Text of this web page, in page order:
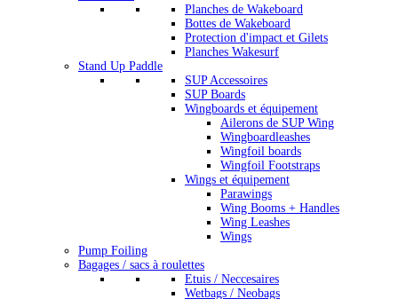
Planches de Wakeboard
Bottes de Wakeboard
Protection d'impact et Gilets
Planches Wakesurf
Stand Up Paddle
SUP Accessoires
SUP Boards
Wingboards et équipement
Ailerons de SUP Wing
Wingboardleashes
Wingfoil boards
Wingfoil Footstraps
Wings et équipement
Parawings
Wing Booms + Handles
Wing Leashes
Wings
Pump Foiling
Bagages / sacs à roulettes
Etuis / Neccesaires
Wetbags / Neobags